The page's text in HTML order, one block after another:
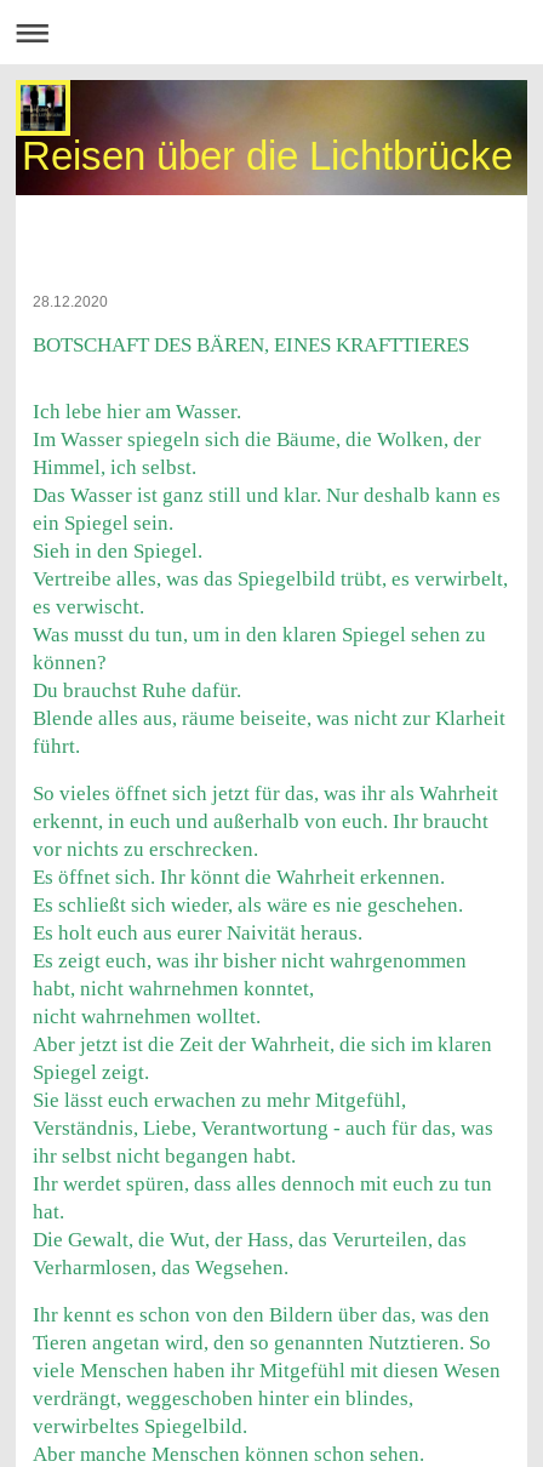
Reisen über die Lichtbrücke
28.12.2020
BOTSCHAFT DES BÄREN, EINES KRAFTTIERES
Ich lebe hier am Wasser.
Im Wasser spiegeln sich die Bäume, die Wolken, der
Himmel, ich selbst.
Das Wasser ist ganz still und klar. Nur deshalb kann es
ein Spiegel sein.
Sieh in den Spiegel.
Vertreibe alles, was das Spiegelbild trübt, es verwirbelt,
es verwischt.
Was musst du tun, um in den klaren Spiegel sehen zu
können?
Du brauchst Ruhe dafür.
Blende alles aus, räume beiseite, was nicht zur Klarheit
führt.
So vieles öffnet sich jetzt für das, was ihr als Wahrheit
erkennt, in euch und außerhalb von euch. Ihr braucht
vor nichts zu erschrecken.
Es öffnet sich. Ihr könnt die Wahrheit erkennen.
Es schließt sich wieder, als wäre es nie geschehen.
Es holt euch aus eurer Naivität heraus.
Es zeigt euch, was ihr bisher nicht wahrgenommen
habt, nicht wahrnehmen konntet,
nicht wahrnehmen wolltet.
Aber jetzt ist die Zeit der Wahrheit, die sich im klaren
Spiegel zeigt.
Sie lässt euch erwachen zu mehr Mitgefühl,
Verständnis, Liebe, Verantwortung - auch für das, was
ihr selbst nicht begangen habt.
Ihr werdet spüren, dass alles dennoch mit euch zu tun
hat.
Die Gewalt, die Wut, der Hass, das Verurteilen, das
Verharmlosen, das Wegsehen.
Ihr kennt es schon von den Bildern über das, was den
Tieren angetan wird, den so genannten Nutztieren. So
viele Menschen haben ihr Mitgefühl mit diesen Wesen
verdrängt, weggeschoben hinter ein blindes,
verwirbeltes Spiegelbild.
Aber manche Menschen können schon sehen.